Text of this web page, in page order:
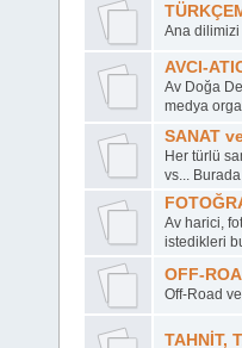
Ana dilimizi
AVCI-
Av Doğa
medya
SANAT
Her türlü
vs...
Av harici,
istedikleri
OFF-
Off-Road
TAHNİT,